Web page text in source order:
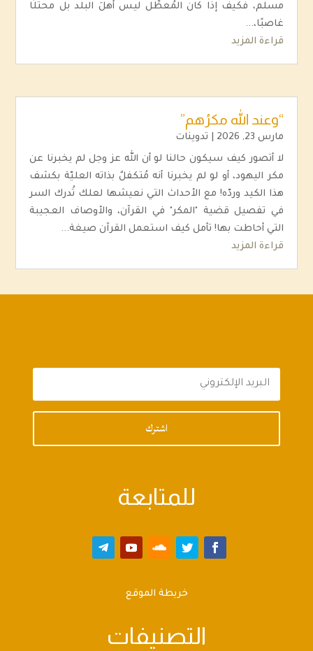
مسلم، فكيف إذا كان المُعطِّل ليس أهلَ البلد بل محتلًا
غاصبًا،...
قراءة المزيد
“وعند الله مكرُهم”
مارس 23, 2026 تدوينات
لا أتصور كيف سيكون حالنا لو أن الله عز وجل لم يخبرنا عن
مكر اليهود، أو لو لم يخبرنا أنه مُتكفلٌ بذاته العليّة بكشف
هذا الكيد وردّه! مع الأحداث التي نعيشها لعلك تُدرك السر
في تفصيل قضية "المكر" في القرآن، والأوصاف العجيبة
التي أحاطت بها! تأمل كيف استعمل القرآن صيغة...
قراءة المزيد
اشترك
للمتابعة
خريطة الموقع
التصنيفات